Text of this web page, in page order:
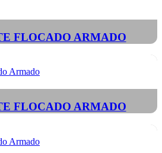
FLOCADO ARMADO
FLOCADO ARMADO